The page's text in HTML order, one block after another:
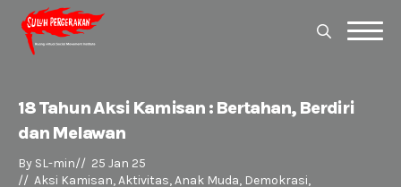
for:
18 Tahun Aksi Kamisan : Bertahan, Berdiri
dan Melawan
By SL-min// 25 Jan 25
// Aksi Kamisan Aktivitas Anak Muda Demokrasi